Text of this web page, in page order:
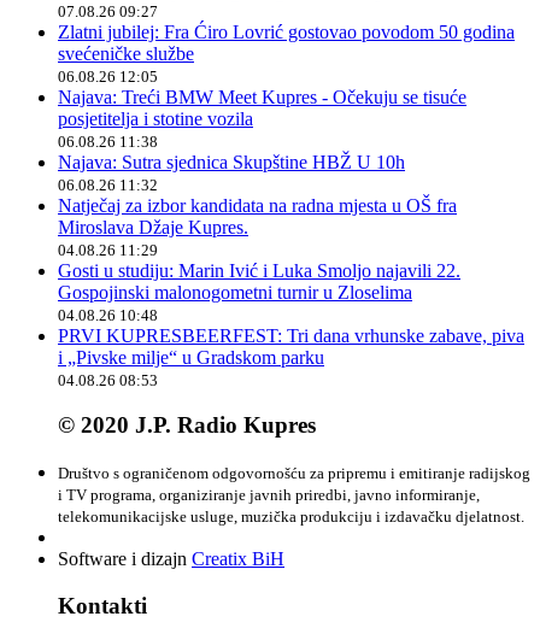
07.08.26 09:27
Zlatni jubilej: Fra Ćiro Lovrić gostovao povodom 50 godina
svećeničke službe
06.08.26 12:05
Najava: Treći BMW Meet Kupres - Očekuju se tisuće
posjetitelja i stotine vozila
06.08.26 11:38
Najava: Sutra sjednica Skupštine HBŽ U 10h
06.08.26 11:32
Natječaj za izbor kandidata na radna mjesta u OŠ fra
Miroslava Džaje Kupres.
04.08.26 11:29
Gosti u studiju: Marin Ivić i Luka Smoljo najavili 22.
Gospojinski malonogometni turnir u Zloselima
04.08.26 10:48
PRVI KUPRESBEERFEST: Tri dana vrhunske zabave, piva
i „Pivske milje“ u Gradskom parku
04.08.26 08:53
© 2020 J.P. Radio Kupres
Društvo s ograničenom odgovornošću za pripremu i emitiranje radijskog
i TV programa, organiziranje javnih priredbi, javno informiranje,
telekomunikacijske usluge, muzička produkciju i izdavačku djelatnost.
Software i dizajn Creatix BiH
Kontakti